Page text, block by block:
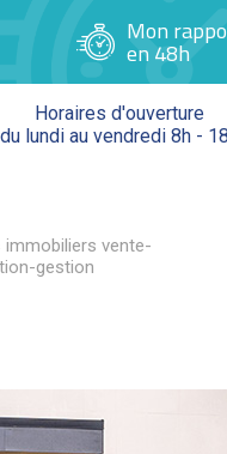
Mon
en 48h
Horaires d'ouverture
du lundi au vendredi 8h -
immobiliers vente-
gestion